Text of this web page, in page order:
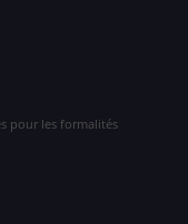
pour les formalités